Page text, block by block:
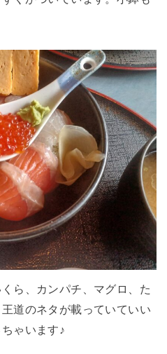
ら、カンパチ、マグロ、た
道のネタが載っていていい
ゃいます♪